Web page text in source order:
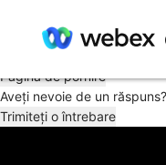
Încercați să reveniți pe
Pagină de pornire
Aveți nevoie de un răspuns?
Trimiteți o întrebare